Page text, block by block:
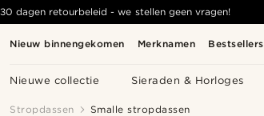
Nieuw binnengekomen Merknamen Bestsellers
Nieuwe collectie Sieraden & Horloges
30 dagen retourbeleid - we stellen geen vragen!
Stropdassen Smalle stropdassen